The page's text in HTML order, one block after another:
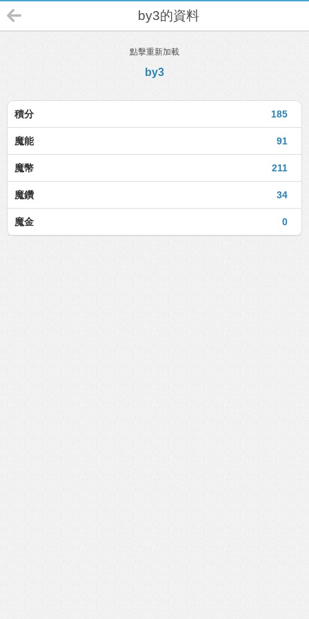
by3的資料
點擊重新加載
by3
185
積分
91
魔能
211
魔幣
34
魔鑽
0
魔金